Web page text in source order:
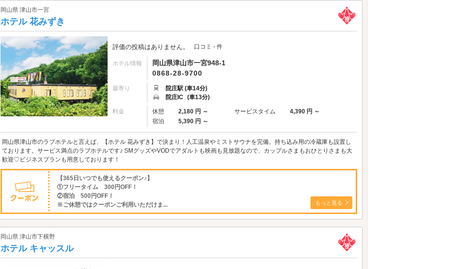
岡山県 津山市一宮
ホテル 花みずき
評価の投稿はありません。 口コミ - 件
ホテル情報
岡山県津山市一宮948-1
0868-28-9700
最寄り
院庄駅 (車14分)
院庄IC (車13分)
料金 休憩 2,180 円 ～ サービスタイム
4,390 円 ～
宿泊
5,390 円 ～
岡山県津山市のラブホテルと言えば、【ホテル 花みずき】で決まり！人工温泉やミストサウナを完備。持ち込み用の冷蔵庫も設置し
ております。サービス満点のラブホテルです♪ SMグッズやVODでアダルトも映画も見放題なので、カップルさまもおひとりさまも大
歓迎♡ビジネスプランも用意しております！
【365日いつでも使えるクーポン♪】
①フリータイム 300円OFF！
②宿泊 500円OFF！
※ご休憩ではクーポンご利用いただけま...
もっと見る
岡山県 津山市下横野
ホテル キャッスル